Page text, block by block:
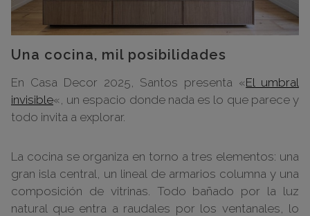
Una cocina, mil posibilidades
En Casa Decor 2025, Santos presenta «El umbral
invisible«, un espacio donde nada es lo que parece y
todo invita a explorar.
La cocina se organiza en torno a tres elementos: una
gran isla central, un lineal de armarios columna y una
composición de vitrinas. Todo bañado por la luz
natural que entra a raudales por los ventanales, lo